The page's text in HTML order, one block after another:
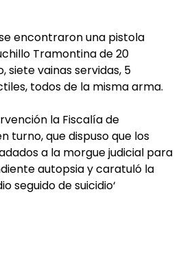
encontraron una pistola
Tramontina de 20
vainas servidas, 5
todos de la misma arma.
la Fiscalía de
turno, que dispuso que los
a la morgue judicial para
autopsia y caratuló la
seguido de suicidio‘